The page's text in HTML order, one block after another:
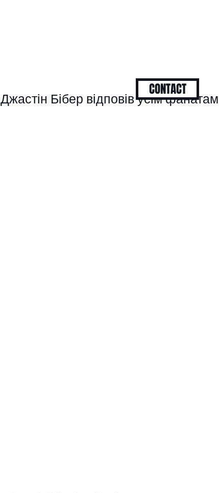
Джастін Бібер відповів усім фанатам
CONTACT